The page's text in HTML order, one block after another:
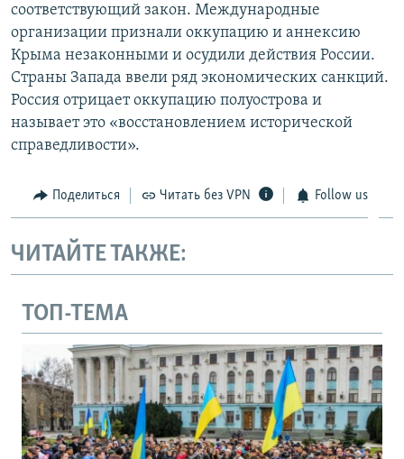
соответствующий закон. Международные
организации признали оккупацию и аннексию
Крыма незаконными и осудили действия России.
Страны Запада ввели ряд экономических санкций.
Россия отрицает оккупацию полуострова и
называет это «восстановлением исторической
справедливости».
Поделиться Читать без VPN Follow us
ЧИТАЙТЕ ТАКЖЕ:
ТОП-ТЕМА